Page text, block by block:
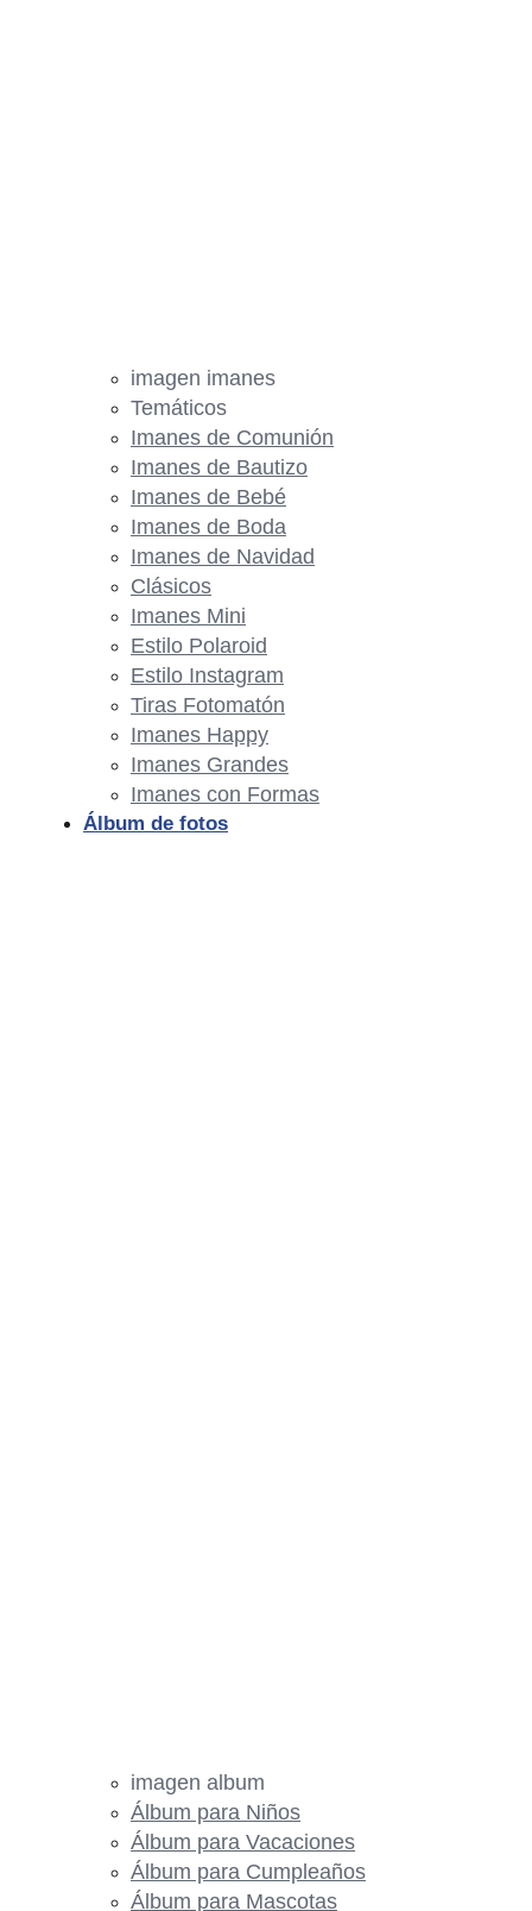
imagen imanes
Temáticos
Imanes de Comunión
Imanes de Bautizo
Imanes de Bebé
Imanes de Boda
Imanes de Navidad
Clásicos
Imanes Mini
Estilo Polaroid
Estilo Instagram
Tiras Fotomatón
Imanes Happy
Imanes Grandes
Imanes con Formas
Álbum de fotos
imagen album
Álbum para Niños
Álbum para Vacaciones
Álbum para Cumpleaños
Álbum para Mascotas